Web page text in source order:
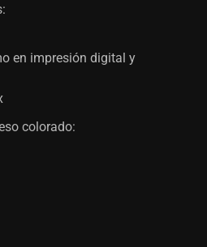
en impresión digital y
colorado: